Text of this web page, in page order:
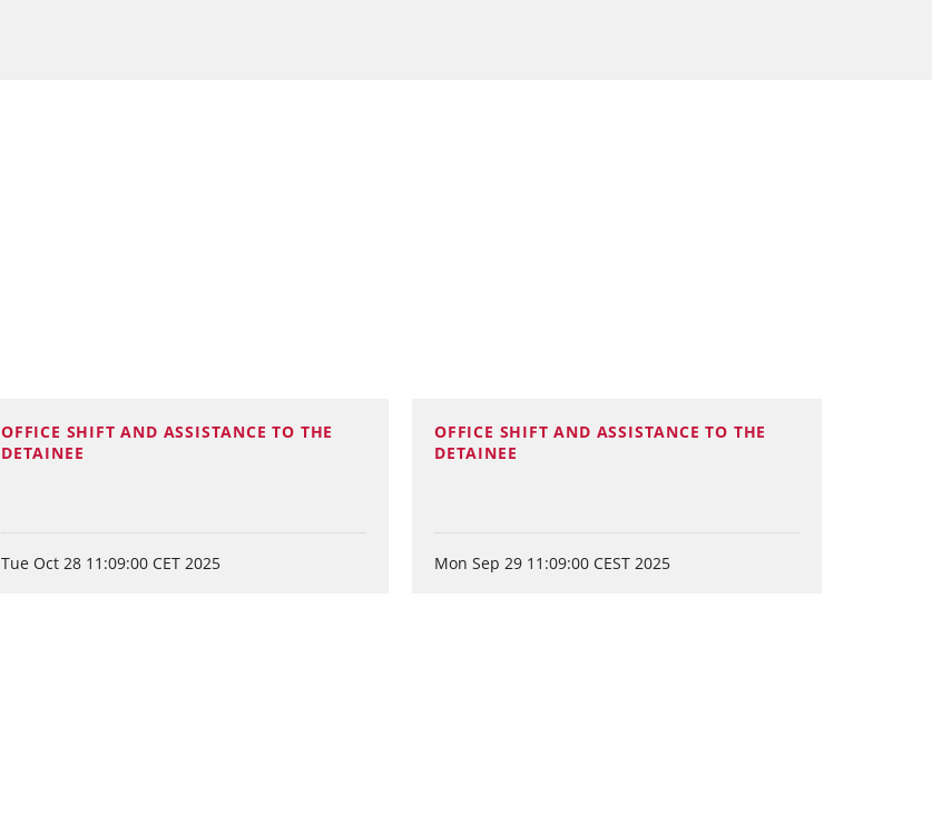
OFFICE SHIFT AND ASSISTANCE TO THE
DETAINEE
Tue Oct 28 11:09:00 CET 2025
OFFICE SHIFT AND ASSISTANCE TO THE
DETAINEE
Mon Sep 29 11:09:00 CEST 2025